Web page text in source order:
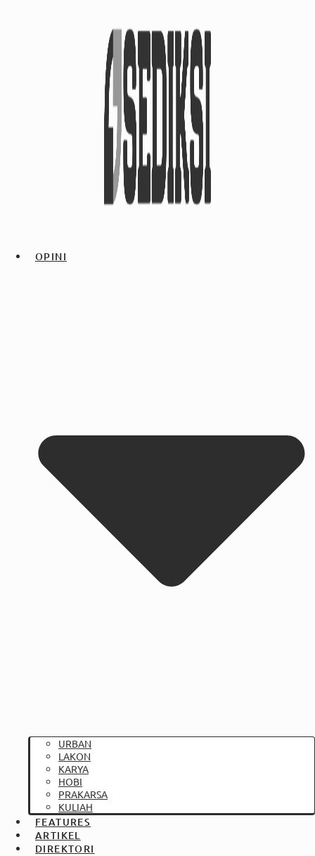
OPINI
URBAN
LAKON
KARYA
HOBI
PRAKARSA
KULIAH
FEATURES
ARTIKEL
DIREKTORI